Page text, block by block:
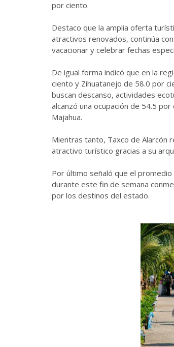
por ciento.
Destaco que la amplia oferta
atractivos renovados, continúa
vacacionar y celebrar fechas
De igual forma indicó que en la
ciento y Zihuatanejo de 58.0 por
buscan descanso, actividades
alcanzó una ocupación de 54.5
Majahua.
Mientras tanto, Taxco de Alarcón
atractivo turístico gracias a su
Por último señaló que el
durante este fin de semana
por los destinos del estado.